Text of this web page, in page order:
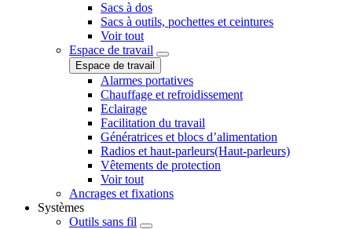
Sacs à dos
Sacs à outils, pochettes et ceintures
Voir tout
Espace de travail
Espace de travail
Alarmes portatives
Chauffage et refroidissement
Eclairage
Facilitation du travail
Génératrices et blocs d’alimentation
Radios et haut-parleurs(Haut-parleurs)
Vêtements de protection
Voir tout
Ancrages et fixations
Systèmes
Outils sans fil